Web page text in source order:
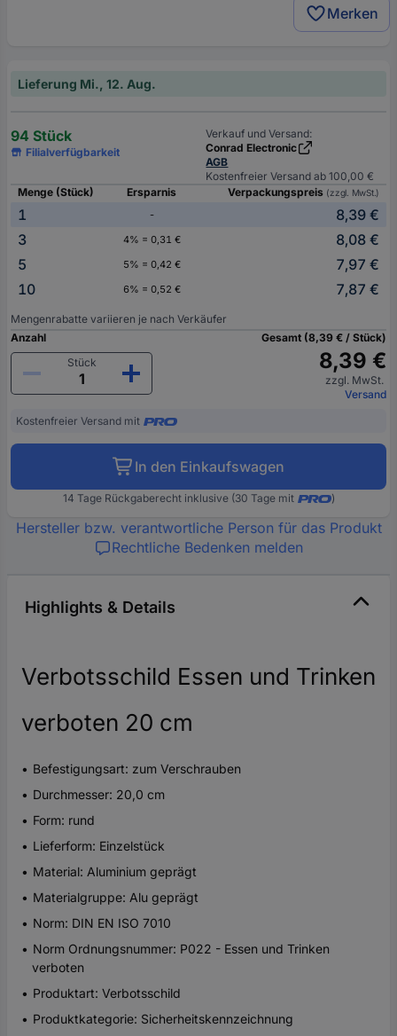
Merken
Lieferung Mi., 12. Aug.
94 Stück
Filialverfügbarkeit
Verkauf und Versand:
Conrad Electronic
AGB
Kostenfreier Versand ab 100,00 €
Menge (Stück)
Ersparnis Verpackungspreis (zzgl. MwSt.)
1 -
8,39 €
3
4% = 0,31 €
8,08 €
5
5% = 0,42 €
7,97 €
10
6% = 0,52 € 7,87 €
Mengenrabatte variieren je nach Verkäufer
Anzahl
Stück
Gesamt (8,39 € / Stück)
8,39 €
zzgl. MwSt.
Versand
Kostenfreier Versand mit
In den Einkaufswagen
14 Tage Rückgaberecht inklusive (30 Tage mit )
Hersteller bzw. verantwortliche Person für das Produkt
Rechtliche Bedenken melden
Highlights & Details
Verbotsschild Essen und Trinken
verboten 20 cm
Befestigungsart: zum Verschrauben
Durchmesser: 20,0 cm
Form: rund
Lieferform: Einzelstück
Material: Aluminium geprägt
Materialgruppe: Alu geprägt
Norm: DIN EN ISO 7010
Norm Ordnungsnummer: P022 - Essen und Trinken
verboten
Produktart: Verbotsschild
Produktkategorie: Sicherheitskennzeichnung